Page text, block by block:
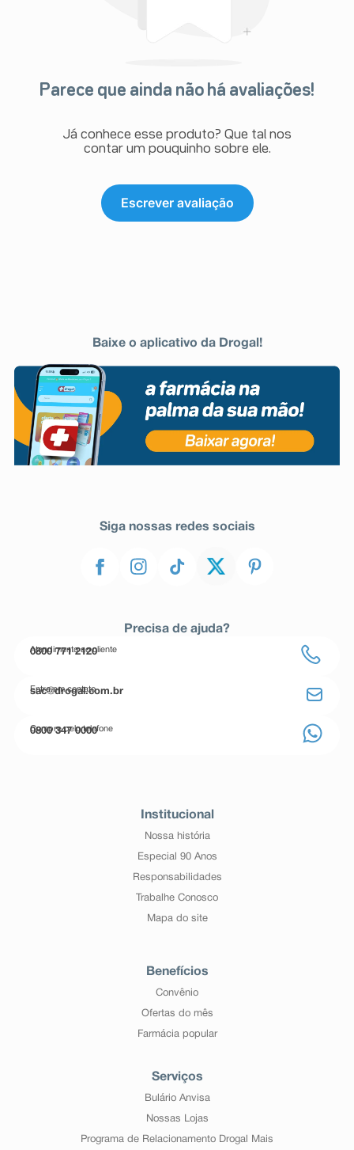
Parece que ainda não há avaliações!
Já conhece esse produto? Que tal nos
contar um pouquinho sobre ele.
Escrever avaliação
Baixe o aplicativo da Drogal!
Siga nossas redes sociais
Precisa de ajuda?
Atendimento ao cliente
0800 771 2120
Entre em contato
sac@drogal.com.br
Compre pelo telefone
0800 347 0000
Institucional
Nossa história
Especial 90 Anos
Responsabilidades
Trabalhe Conosco
Mapa do site
Benefícios
Convênio
Ofertas do mês
Farmácia popular
Serviços
Bulário Anvisa
Nossas Lojas
Programa de Relacionamento Drogal Mais